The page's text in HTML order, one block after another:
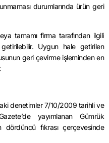
durumlarında ürün geri
tamamı firma tarafından ilgili
Uygun hale getirilen
geri çevirme işleminden en
denetimler 7/10/2009 tarihli ve
yayımlanan Gümrük
fıkrası çerçevesinde